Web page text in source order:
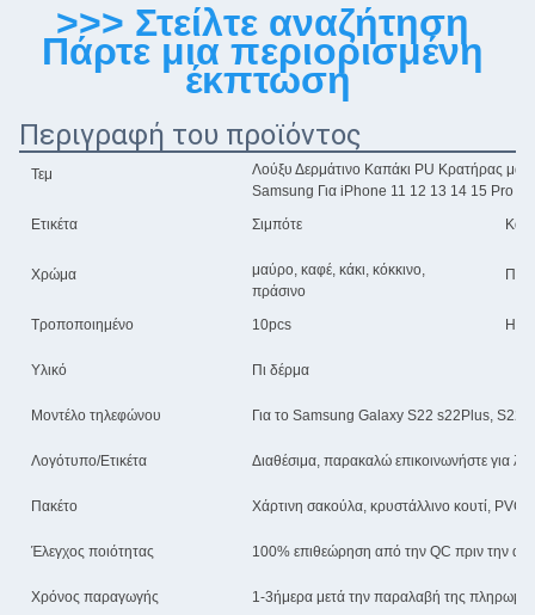
>>> Στείλτε αναζήτηση
Πάρτε μια περιορισμένη
έκπτωση
Περιγραφή του προϊόντος
Τεμ
Λούξυ Δερμάτινο Καπάκι PU Κρατήρας
Samsung Για iPhone 11 12 13 14 15 Pro
Ετικέτα
Σιμπότε
Χρώμα
μαύρο, καφέ, κάκι, κόκκινο,
πράσινο
Τροποποιημένο 10pcs Η
Υλικό Πι δέρμα
Μοντέλο τηλεφώνου Για το Samsung Galaxy S22 s22Plus, S22
Λογότυπο/Ετικέτα Διαθέσιμα, παρακαλώ επικοινωνήστε για
Πακέτο Χάρτινη σακούλα, κρυστάλλινο κουτί, PVC
Έλεγχος ποιότητας 100% επιθεώρηση από την QC πριν την
Χρόνος παραγωγής 1-3ήμερα μετά την παραλαβή της